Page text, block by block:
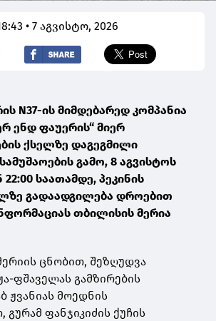
• 7 აგვისტო, 2026
N37-ის მიმდებარედ კომპანია
ენდ ფაუერის“ მიერ
ქსელზე დაგეგმილი
გამო, 8 აგვისტოს
საათამდე, პეკინის
გადაადგილება დროებით
თბილისის მერია
ცნობით, შეზღუდვა
ფშაველას გამზირების
ჟვანიას მოედნის
ფანჯიკიძის ქუჩის